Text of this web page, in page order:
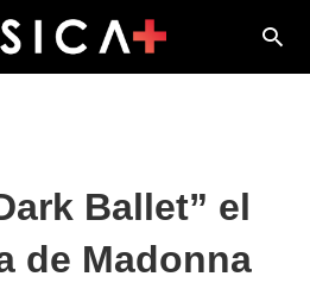
Ballet” el
de Madonna